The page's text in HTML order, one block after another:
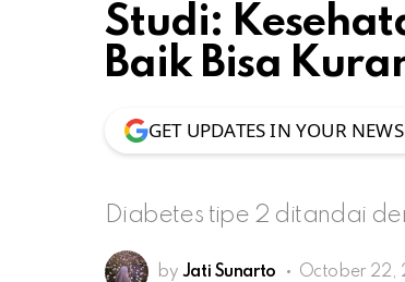
Studi:
Baik Bisa
GET UPDATES IN YOUR
Diabetes tipe 2 ditandai
by Jati Sunarto October 22,